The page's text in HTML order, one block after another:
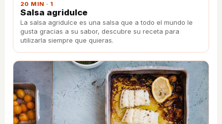
20 MIN · 1
Salsa agridulce
La salsa agridulce es una salsa que a todo el mundo le
gusta gracias a su sabor, descubre su receta para
utilizarla siempre que quieras.